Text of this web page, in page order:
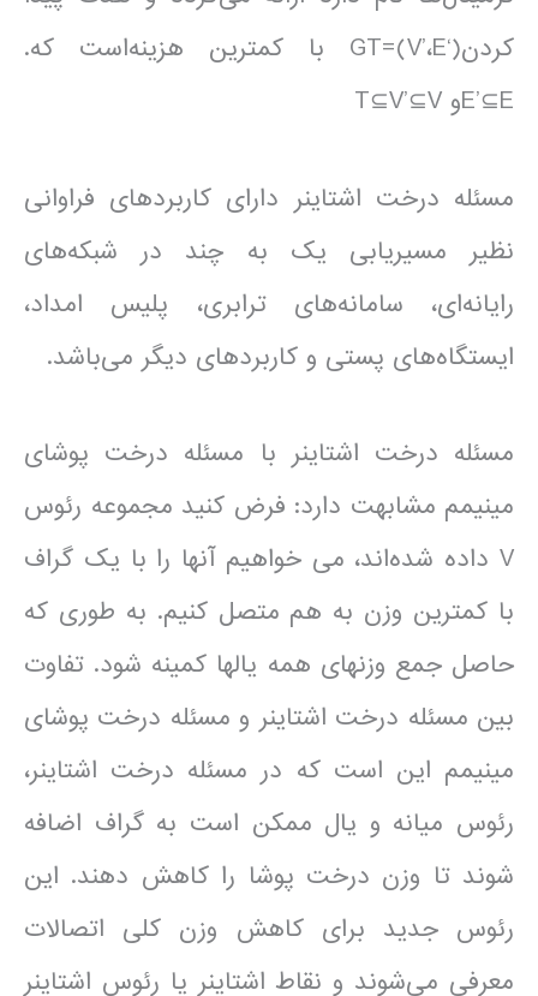
کردن(‘GT=(V’،E با کمترین هزینه‌است که.
E’⊆Eو T⊆V’⊆V
مسئله درخت اشتاینر دارای کاربردهای فراوانی
نظیر مسیریابی یک به چند در شبکه‌های
رایانه‌ای، سامانه‌های ترابری، پلیس امداد،
ایستگاه‌های پستی و کاربردهای دیگر می‌باشد.
مسئله درخت اشتاینر با مسئله درخت پوشای
مینیمم مشابهت دارد: فرض کنید مجموعه رئوس
V داده شده‌اند، می خواهیم آنها را با یک گراف
با کمترین وزن به هم متصل کنیم. به طوری که
حاصل جمع وزنهای همه یالها کمینه شود. تفاوت
بین مسئله درخت اشتاینر و مسئله درخت پوشای
مینیمم این است که در مسئله درخت اشتاینر،
رئوس میانه و یال ممکن است به گراف اضافه
شوند تا وزن درخت پوشا را کاهش دهند. این
رئوس جدید برای کاهش وزن کلی اتصالات
معرفی می‌شوند و نقاط اشتاینر یا رئوس اشتاینر